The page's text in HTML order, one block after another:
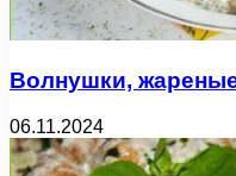
Волнушки,
06.11.2024